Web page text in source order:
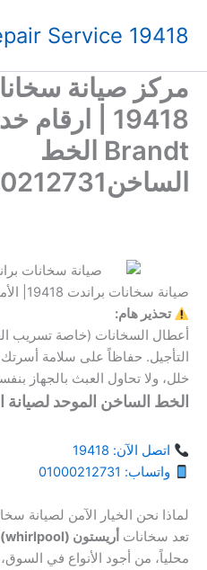
Service 19418
مركز صيانة
19418 |
Brandt الخط
الساخن01000212731
صيانة سخانات براندت 19418| الأمان والدفء في منزلك
تحذير هام:
أعطال السخانات (خاصة تسريب
التأجيل. حفاظاً على سلامة
خلل، ولا تحاول العبث بالجهاز
الخط الساخن الموحد
اتصل الآن: 19418
واتساب: 01000212731
لماذا نحن الخيار الآمن لصيانة
تعد سخانات أريستون (whirlpool)
محلياً، من أجود الأنواع في